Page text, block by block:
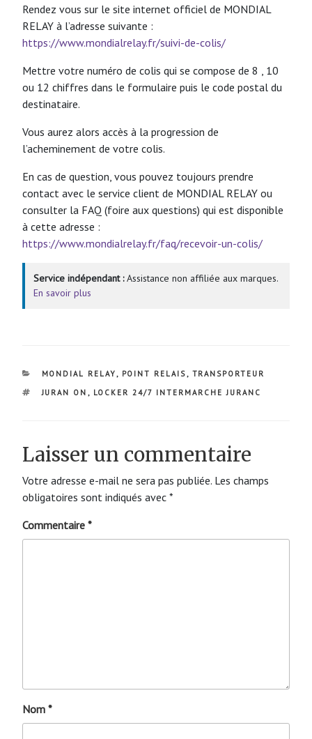
Rendez vous sur le site internet officiel de MONDIAL
RELAY à l’adresse suivante :
https://www.mondialrelay.fr/suivi-de-colis/
Mettre votre numéro de colis qui se compose de 8 , 10
ou 12 chiffres dans le formulaire puis le code postal du
destinataire.
Vous aurez alors accès à la progression de
l’acheminement de votre colis.
En cas de question, vous pouvez toujours prendre
contact avec le service client de MONDIAL RELAY ou
consulter la FAQ (foire aux questions) qui est disponible
à cette adresse :
https://www.mondialrelay.fr/faq/recevoir-un-colis/
Service indépendant :Assistance non affiliée aux marques.
En savoir plus
CATÉGORIES
MONDIAL RELAY , POINT RELAIS , TRANSPORTEUR
ÉTIQUETTES
JURAN ON , LOCKER 24/7 INTERMARCHE JURANC
Laisser un commentaire
Votre adresse e-mail ne sera pas publiée. Les champs
obligatoires sont indiqués avec *
Commentaire *
Nom *